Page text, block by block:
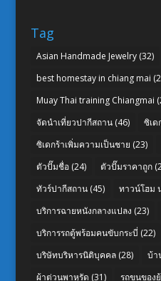
Tag
Asian Handmade Jewelry(32)
best homestay in chiang mai
Muay Thai training Chiangmai
จัดนำเที่ยวปากีสถาน(46) ซิเด
ซิเดกร้าเพิ่มความเป็นชาย (23)
ตัวปั๊มชื่อ(24) ตัวปั๊มราคาถูก
ทัวร์ปากีสถาน(45) ทาวน์โฮม
บริการฉายหนังกลางแปลง (23)
บริการรถตู้พร้อมคนขับกระบี่ (22)
บริษัทบริหารนิติบุคคล(28) บ้า
ผ้าต่วนพาหุรัด (31) รถขนของ